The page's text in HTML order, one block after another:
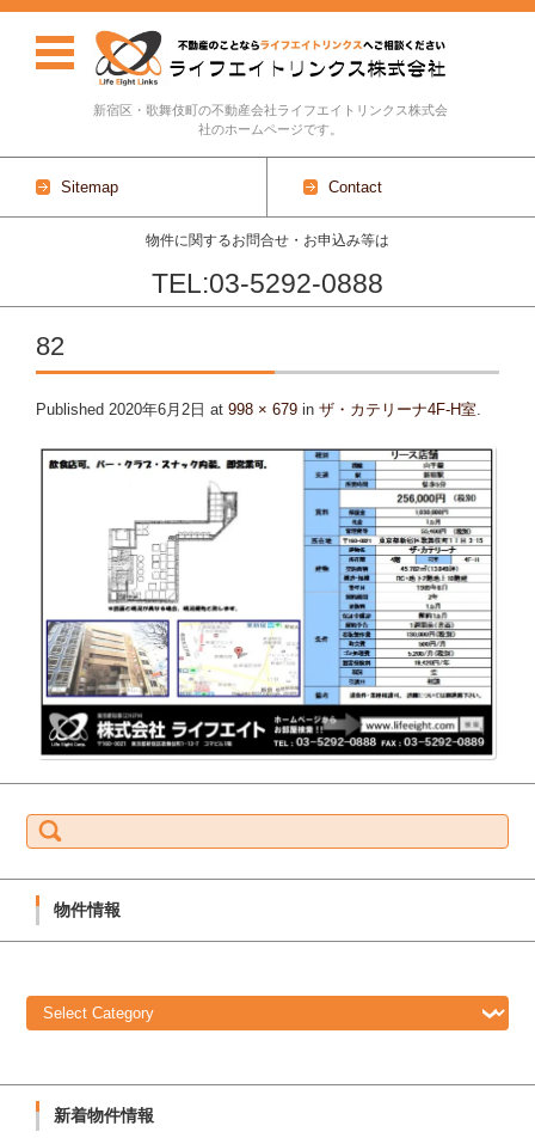
新宿区・歌舞伎町の不動産会社ライフエイトリンクス株式会
社のホームページです。
Sitemap Contact
物件に関するお問合せ・お申込み等は
TEL:03-5292-0888
Skip to content
82
Published 2020年6月2日 at 998 × 679 in ザ・カテリーナ4F-H室
e
r
h
物件情報
新着物件情報